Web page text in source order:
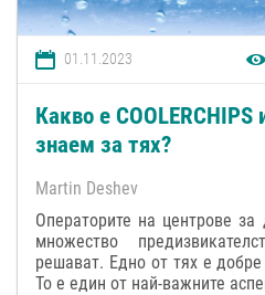
01.11.2023
Какво е
знаем за тях?
Martin Deshev
Операторите на центрове
множество
решават. Едно от тях е
То е един от най-важните